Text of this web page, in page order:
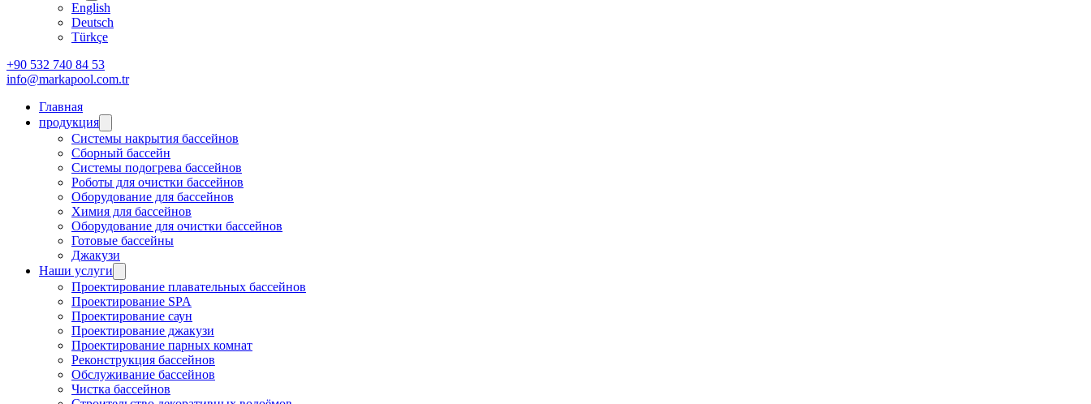
English
Deutsch
Türkçe
+90 532 740 84 53
info@markapool.com.tr
Главная
продукция
Системы накрытия бассейнов
Сборный бассейн
Системы подогрева бассейнов
Роботы для очистки бассейнов
Оборудование для бассейнов
Химия для бассейнов
Оборудование для очистки бассейнов
Готовые бассейны
Джакузи
Наши услуги
Проектирование плавательных бассейнов
Проектирование SPA
Проектирование саун
Проектирование джакузи
Проектирование парных комнат
Реконструкция бассейнов
Обслуживание бассейнов
Чистка бассейнов